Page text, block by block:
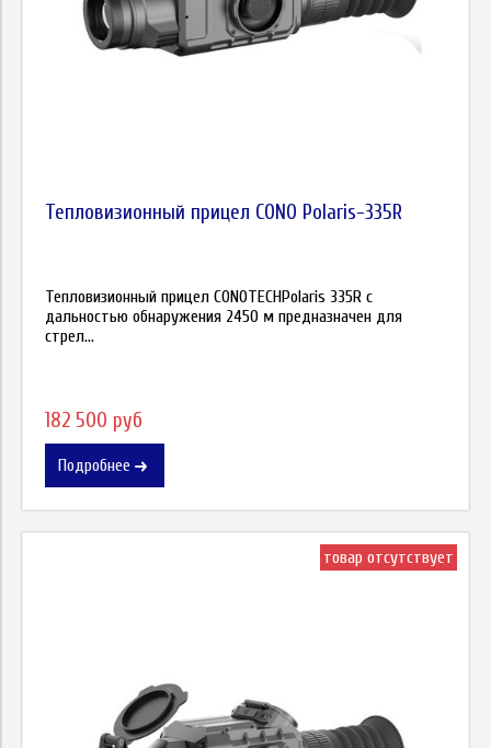
Тепловизионный прицел CONO Polaris-335R
Тепловизионный прицел CONOTECHPolaris 335R с
дальностью обнаружения 2450 м предназначен для
стрел...
182 500 руб
Подробнее
товар отсутствует